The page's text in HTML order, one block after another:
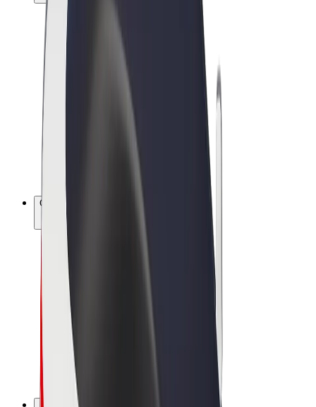
Viajes
Patinetes
Bolt Market
Bolt Plus
Colabora con Bolt
Conductores
Ingresos de conductor/a
Repartidores
Ingresos de repartidor
Comercios de Bolt Food
Flotas
Franquicias